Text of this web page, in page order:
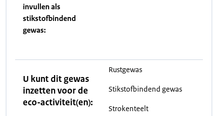
invullen als
stikstofbindend
gewas:
U kunt dit gewas
inzetten voor de
eco-activiteit(en):
Rustgewas
Stikstofbindend gewas
Strokenteelt